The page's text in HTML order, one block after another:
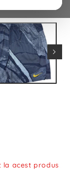
la acest produs